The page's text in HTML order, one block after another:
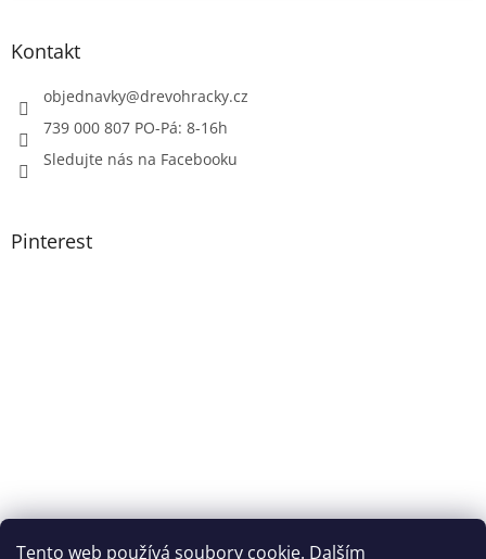
Tento web používá soubory cookie. Dalším
Kontakt
objednavky@drevohracky.cz
739 000 807 PO-Pá: 8-16h
Sledujte nás na Facebooku
Pinterest